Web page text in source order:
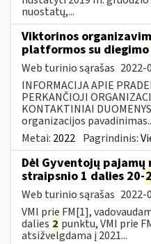
nuostatų,...
Viktorinos
platformos su diegimo
Web turinio sąrašas 2022-
INFORMACIJA APIE
PERKANČIOJI
KONTAKTINIAI
organizacijos
Metai: 2022 Pagrindinis:
Dėl Gyventojų
straipsnio 1 dalies 20-2
Web turinio sąrašas 2022-
VMI prie FM[1],
dalies 2 punktu, VMI prie
atsižvelgdama į 2021...